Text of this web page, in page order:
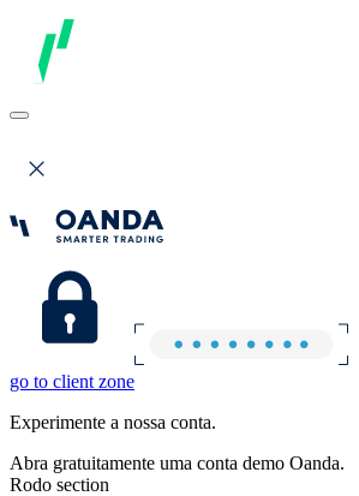
go to client zone
Experimente a nossa conta.
Abra gratuitamente uma conta demo Oanda.
Rodo section